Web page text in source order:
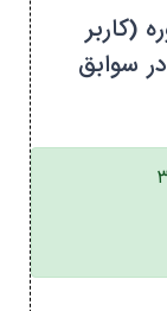
(کاربر
سوابق